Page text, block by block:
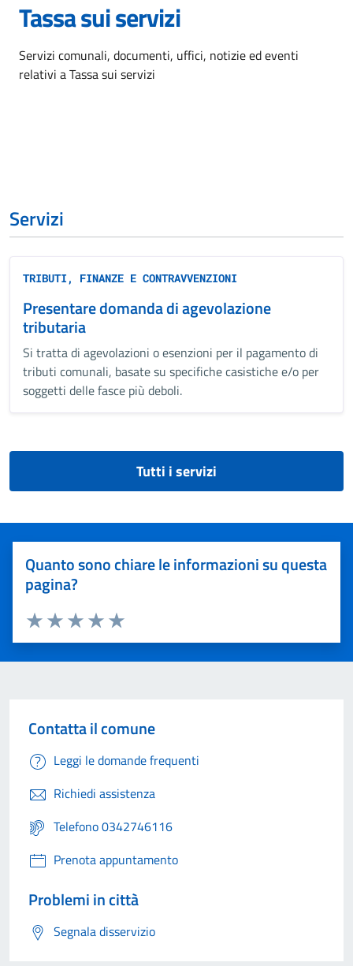
Tassa sui servizi
Dettagli dell'argomento
Servizi comunali, documenti, uffici, notizie ed eventi
relativi a Tassa sui servizi
Servizi
TRIBUTI, FINANZE E CONTRAVVENZIONI
Presentare domanda di agevolazione
tributaria
Si tratta di agevolazioni o esenzioni per il pagamento di
tributi comunali, basate su specifiche casistiche e/o per
soggetti delle fasce più deboli.
Tutti i servizi
Quanto sono chiare le informazioni su questa
pagina?
Valuta 5 stelle su 5
Valuta 4 stelle su 5
Valuta 3 stelle su 5
Valuta 2 stelle su 5
Valuta 1 stelle su 5
Contatta il comune
Leggi le domande frequenti
Richiedi assistenza
Telefono 0342746116
Prenota appuntamento
Problemi in città
Segnala disservizio